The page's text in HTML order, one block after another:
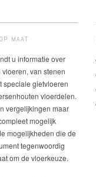
MAAT
u informatie over
van stenen
speciale gietvloeren
vloerdelen.
vergelijkingen maar
mogelijk
mogelijkheden die de
tegenwoordig
om de vloerkeuze.